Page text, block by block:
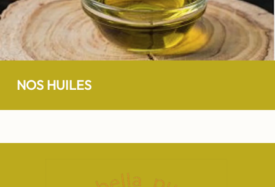
NOS HUILES